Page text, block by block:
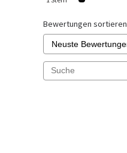
Bewertungen sortieren